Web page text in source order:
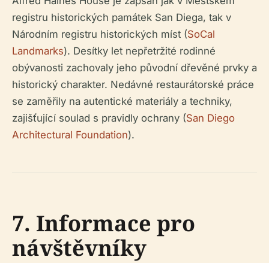
registru historických památek San Diega, tak v
Národním registru historických míst (SoCal
Landmarks). Desítky let nepřetržité rodinné
obývanosti zachovaly jeho původní dřevěné prvky a
historický charakter. Nedávné restaurátorské práce
se zaměřily na autentické materiály a techniky,
zajišťující soulad s pravidly ochrany (San Diego
Architectural Foundation).
7. Informace pro
návštěvníky